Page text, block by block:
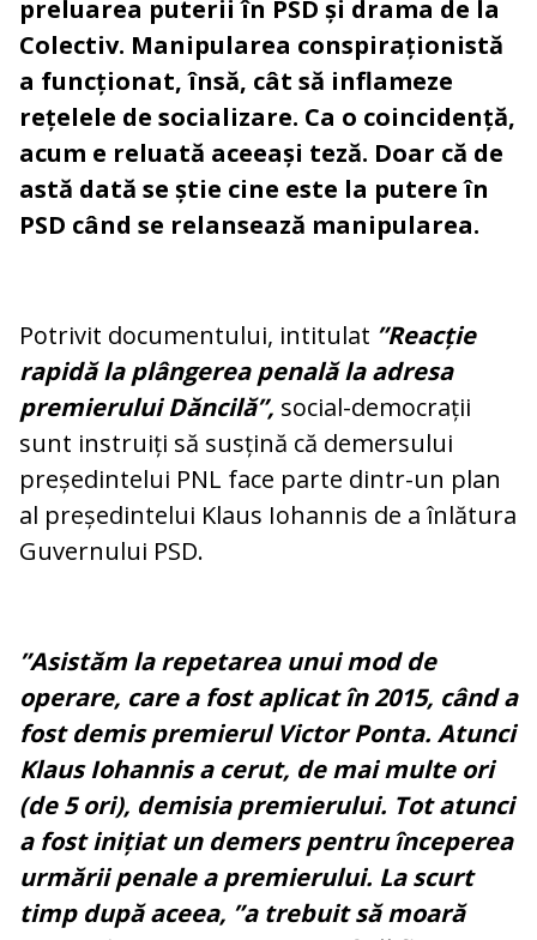
preluarea puterii în PSD și drama de la
Colectiv. Manipularea conspiraționistă
a funcționat, însă, cât să inflameze
rețelele de socializare. Ca o coincidență,
acum e reluată aceeași teză. Doar că de
astă dată se știe cine este la putere în
PSD când se relansează manipularea.
Potrivit documentului, intitulat ”Reacție
rapidă la plângerea penală la adresa
premierului Dăncilă”, social-democrații
sunt instruiți să susțină că demersului
președintelui PNL face parte dintr-un plan
al președintelui Klaus Iohannis de a înlătura
Guvernului PSD.
”Asistăm la repetarea unui mod de
operare, care a fost aplicat în 2015, când a
fost demis premierul Victor Ponta. Atunci
Klaus Iohannis a cerut, de mai multe ori
(de 5 ori), demisia premierului. Tot atunci
a fost inițiat un demers pentru începerea
urmării penale a premierului. La scurt
timp după aceea, ”a trebuit să moară